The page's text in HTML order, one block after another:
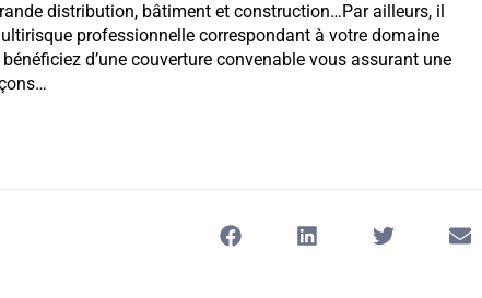
distribution, bâtiment et construction…Par ailleurs, il
professionnelle correspondant à votre domaine
d’une couverture convenable vous assurant une